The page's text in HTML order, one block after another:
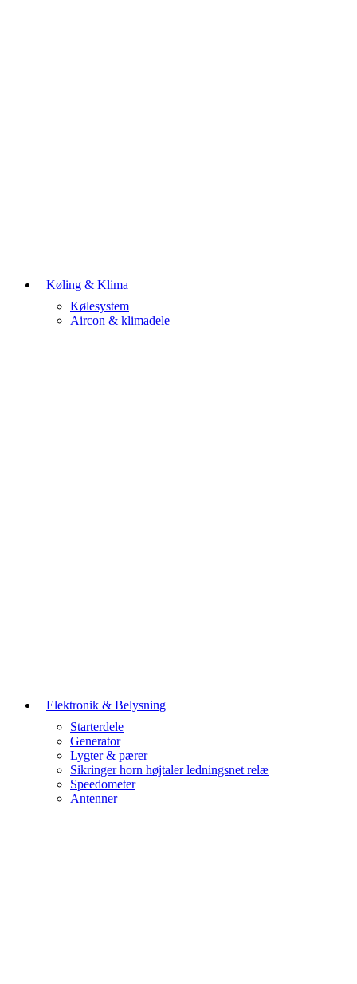
Køling & Klima
Kølesystem
Aircon & klimadele
Elektronik & Belysning
Starterdele
Generator
Lygter & pærer
Sikringer horn højtaler ledningsnet relæ
Speedometer
Antenner